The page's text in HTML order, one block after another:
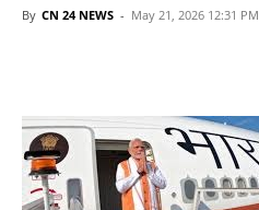
By CN 24 NEWS - May 21, 2026 12:31 PM